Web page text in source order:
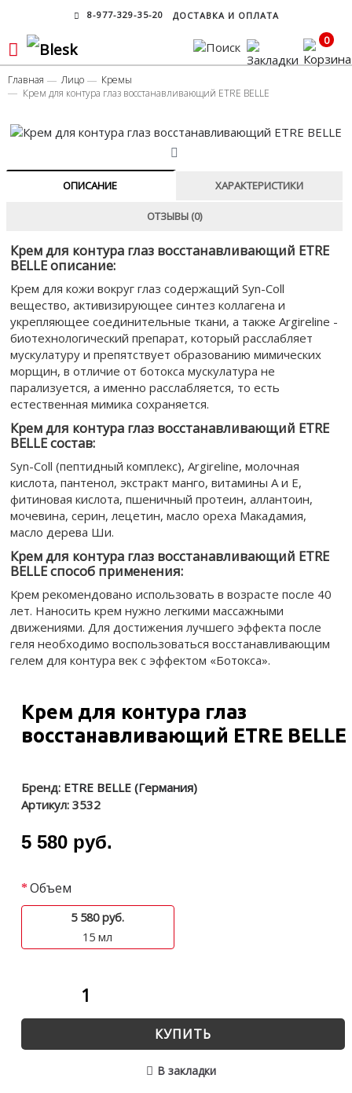
8-977-329-35-20 ДОСТАВКА И ОПЛАТА
0
Главная Лицо
Кремы
Крем для контура глаз восстанавливающий ETRE BELLE
ОПИСАНИЕ ХАРАКТЕРИСТИКИ
ОТЗЫВЫ (0)
Крем для контура глаз восстанавливающий ETRE
BELLE описание:
Крем для кожи вокруг глаз содержащий Syn-Coll
вещество, активизирующее синтез коллагена и
укрепляющее соединительные ткани, а также Argireline -
биотехнологический препарат, который расслабляет
мускулатуру и препятствует образованию мимических
морщин, в отличие от ботокса мускулатура не
парализуется, а именно расслабляется, то есть
естественная мимика сохраняется.
Крем для контура глаз восстанавливающий ETRE
BELLE состав:
Syn-Coll (пептидный комплекс), Argireline, молочная
кислота, пантенол, экстракт манго, витамины А и Е,
фитиновая кислота, пшеничный протеин, аллантоин,
мочевина, серин, лецетин, масло ореха Макадамия,
масло дерева Ши.
Крем для контура глаз восстанавливающий ETRE
BELLE способ применения:
Крем рекомендовано использовать в возрасте после 40
лет. Наносить крем нужно легкими массажными
движениями. Для достижения лучшего эффекта после
геля необходимо воспользоваться восстанавливающим
гелем для контура век с эффектом «Ботокса».
Крем для контура глаз
восстанавливающий ETRE BELLE
Бренд: ETRE BELLE (Германия)
Артикул: 3532
5 580 руб.
Объем
5 580 руб.
15 мл
КУПИТЬ
В закладки